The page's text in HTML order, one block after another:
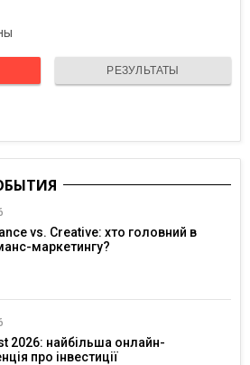
РЕЗУЛЬТАТЫ
vs. Creative: хто головний в
маркетингу?
2026: найбільша онлайн-
про інвестиції